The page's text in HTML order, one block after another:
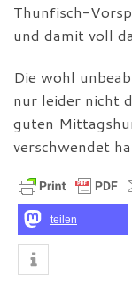
Thunfisch-
und damit voll
Die wohl
nur leider nicht
guten
verschwendet
teilen